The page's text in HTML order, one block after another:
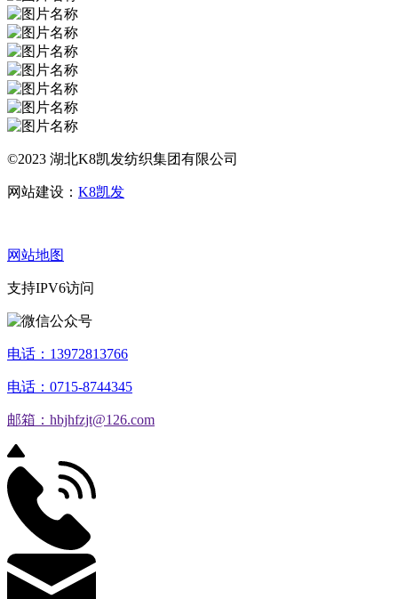
©2023 湖北K8凯发纺织集团有限公司
网站建设： K8凯发
网站地图
支持IPV6访问
电话：13972813766
电话：0715-8744345
邮箱：hbjhfzjt@126.com